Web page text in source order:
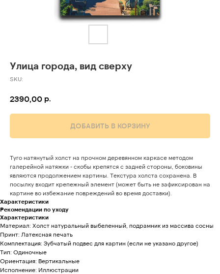
Улица города, вид сверху
SKU:
2390,00 р.
ДОБАВИТЬ В КОРЗИНУ
Туго натянутый холст на прочном деревянном каркасе методом
галерейной натяжки - скобы крепятся с задней стороны, боковины
являются продолжением картины. Текстура холста сохранена. В
посылку входит крепежный элемент (может быть не зафиксирован на
картине во избежание повреждений во время доставки).
Характеристики
Рекомендации по уходу
Характеристики
Материал: Холст натуральный выбеленный, подрамник из массива сосны
Принт: Латексная печать
Комплектация: Зубчатый подвес для картин (если не указано другое)
Тип: Одиночные
Ориентация: Вертикальные
Исполнение: Иллюстрации